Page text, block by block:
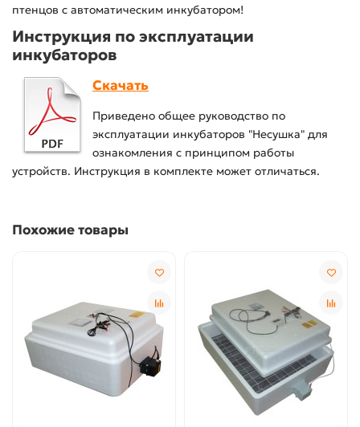
птенцов с автоматическим инкубатором!
Инструкция по эксплуатации
инкубаторов
Скачать
Приведено общее руководство по
эксплуатации инкубаторов "Несушка" для
ознакомления с принципом работы
устройств. Инструкция в комплекте может отличаться.
Похожие товары